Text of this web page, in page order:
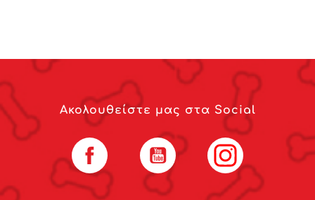
Ακολουθείστε μας στα Social
Facebook YouTube Instagram